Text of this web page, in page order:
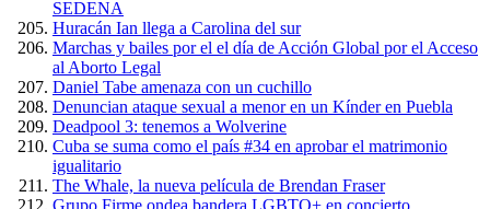
SEDENA
Huracán Ian llega a Carolina del sur
Marchas y bailes por el el día de Acción Global por el Acceso
al Aborto Legal
Daniel Tabe amenaza con un cuchillo
Denuncian ataque sexual a menor en un Kínder en Puebla
Deadpool 3: tenemos a Wolverine
Cuba se suma como el país #34 en aprobar el matrimonio
igualitario
The Whale, la nueva película de Brendan Fraser
Grupo Firme ondea bandera LGBTQ+ en concierto